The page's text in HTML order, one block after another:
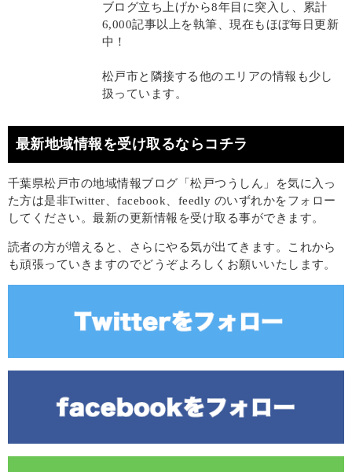
ブログ立ち上げから8年目に突入し、累計
6,000記事以上を執筆、現在もほぼ毎日更新
中！
松戸市と隣接する他のエリアの情報も少し
扱っています。
最新地域情報を受け取るならコチラ
千葉県松戸市の地域情報ブログ「松戸つうしん」を気に入っ
た方は是非Twitter、facebook、feedly のいずれかをフォロー
してください。最新の更新情報を受け取る事ができます。
読者の方が増えると、さらにやる気が出てきます。これから
も頑張っていきますのでどうぞよろしくお願いいたします。